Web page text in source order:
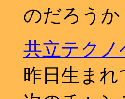
のだろうか
共立テクノ
昨日生ま